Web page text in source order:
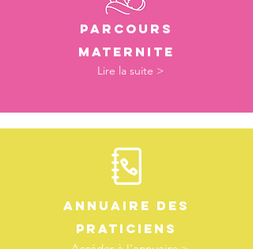
PARCOURS
MATERNITE
Lire la suite >
Annuaire des
praticiens